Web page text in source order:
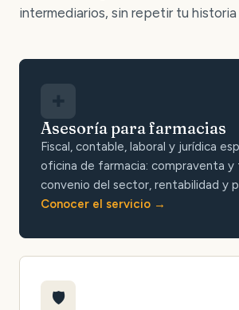
intermediarios, sin repetir tu historia
Asesoría para farmacias
Fiscal, contable, laboral y jurídica
oficina de farmacia: compraventa y
convenio del sector, rentabilidad y
Conocer el servicio
🛡️